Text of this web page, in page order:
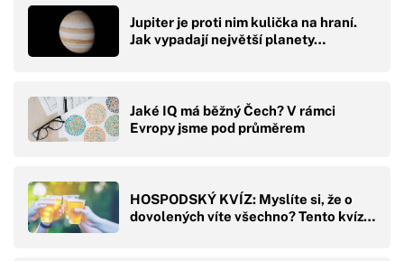
Jupiter je proti nim kulička na hraní.
Jak vypadají největší planety…
Jaké IQ má běžný Čech? V rámci
Evropy jsme pod průměrem
HOSPODSKÝ KVÍZ: Myslíte si, že o
dovolených víte všechno? Tento kvíz…